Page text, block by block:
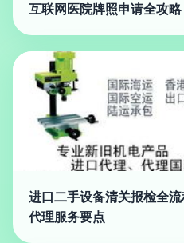
互联网医院牌照申请全攻
进口二手设备清关报检全
代理服务要点